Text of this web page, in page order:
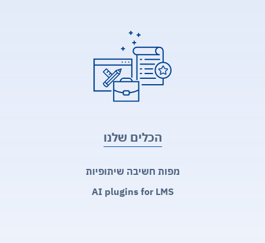
הכלים שלנו
מפות חשיבה שיתופיות
AI plugins for LMS